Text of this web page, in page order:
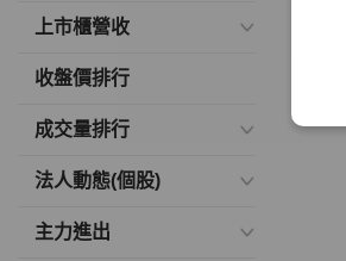
上市櫃營收
收盤價排行
成交量排行
法人動態(個股)
主力進出